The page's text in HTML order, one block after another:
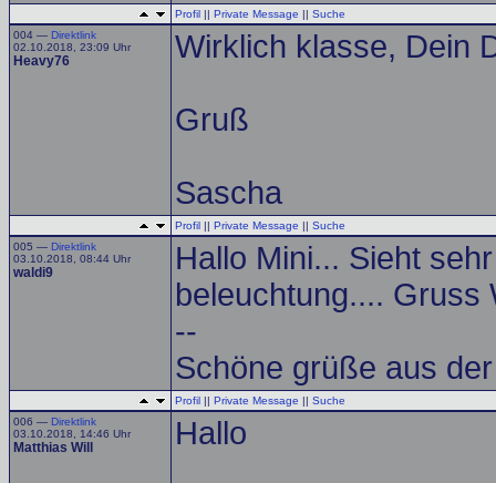
Profil || Private Message || Suche
004 — Direktlink
02.10.2018, 23:09 Uhr
Heavy76 Wirklich klasse, Dein
Gruß
Sascha
Profil || Private Message || Suche
005 — Direktlink
03.10.2018, 08:44 Uhr
waldi9
Hallo Mini... Sieht
beleuchtung.... Gruss
--
Schöne grüße aus
Profil || Private Message || Suche
006 — Direktlink
03.10.2018, 14:46 Uhr
Matthias Will Hallo